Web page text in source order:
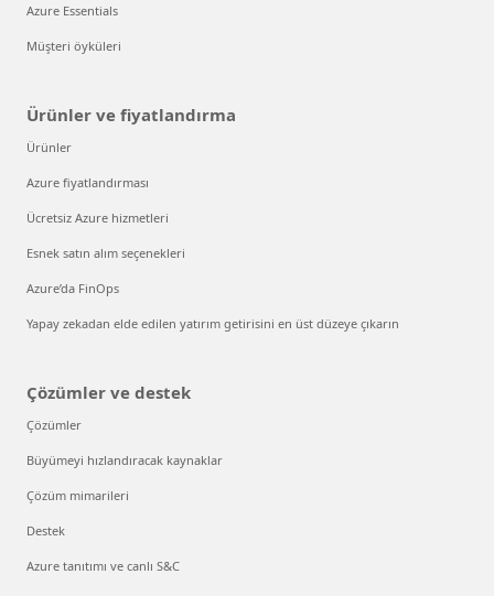
Azure Essentials
Müşteri öyküleri
Ürünler ve fiyatlandırma
Ürünler
Azure fiyatlandırması
Ücretsiz Azure hizmetleri
Esnek satın alım seçenekleri
Azure’da FinOps
Yapay zekadan elde edilen yatırım getirisini en üst düzeye çıkarın
Çözümler ve destek
Çözümler
Büyümeyi hızlandıracak kaynaklar
Çözüm mimarileri
Destek
Azure tanıtımı ve canlı S&C